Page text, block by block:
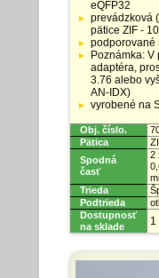
adaptérov
eQFP32
prevádzková
pätice ZIF -
podporované
Poznámka:
adaptéra,
3.76 alebo
AN-IDX)
vyrobené na
Obj. číslo.
Pätica
Spodná
časť
2
Trieda
Podtrieda
Dostupnosť
na sklade
1